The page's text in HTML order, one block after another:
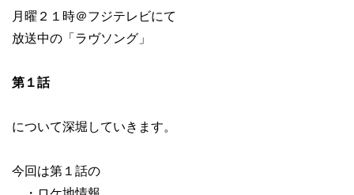
月曜２１時＠フジテレビにて
放送中の「ラヴソング」
第１話
について深堀していきます。
今回は第１話の